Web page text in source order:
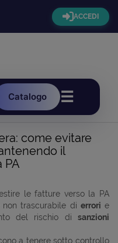
ACCEDI
Catalogo ☰
come evitare
il
PA
le fatture verso la PA
trascurabile di errori e
del rischio di sanzioni
a tenere sotto controllo